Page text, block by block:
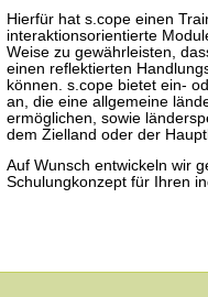
Hierfür hat s.cope einen
interaktionsorientierte
Weise zu gewährleisten,
einen reflektierten
können. s.cope bietet ein-
an, die eine allgemeine
ermöglichen, sowie
dem Zielland oder der
Auf Wunsch entwickeln wir
Schulungkonzept für Ihren